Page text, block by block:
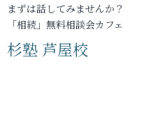
まずは話してみませんか？
「相続」無料相談会カフェ
杉塾 芦屋校